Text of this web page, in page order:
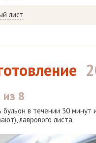
лист
из 8
бульон в течении 30 минут
лаврового листа.